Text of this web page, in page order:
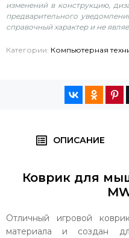
изменений в конструкцию,
предварительного
справочный характер и не
Категории: Компьютерная
ОПИСАНИЕ
Коврик для
Отличный игровой
материала и создан